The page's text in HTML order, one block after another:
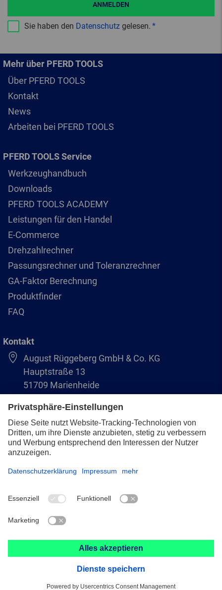
Sie haben den Datenschutz gelesen.
ANMELDEN
Mehr über PFERD TOOLS
Über PFERD TOOLS
Kontakt
News
Arbeiten bei PFERD TOOLS
PFERD TOOLS Service
Werkzeughandbuch
Downloads
PFERD TOOLS ACADEMY
Leistungen für den Handel
E-Commerce
Drehzahlrechner
Passungsrechner und Toleranzrechner
GA-Faktor Berechnung
Produktfinder
FAQ
Kontakt
August Rüggeberg GmbH & Co. KG
Hauptstraße 13
51709 Marienheide
+49 2264 9-0
info@pferd.com
+49 2264 9-400
AVB
© 2026 August Rüggeberg GmbH & Co. KG